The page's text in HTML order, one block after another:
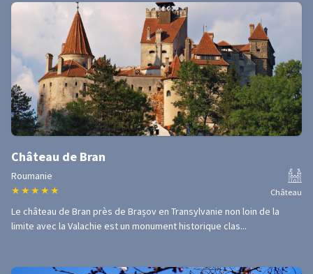
Château de Bran
Roumanie
★ ★ ★ ★ ★ Château
Le château de Bran près de Brașov en Transylvanie non loin de la
limite avec la Valachie est un monument historique clas...